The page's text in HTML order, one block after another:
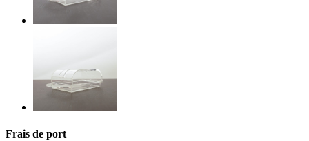
Frais de port